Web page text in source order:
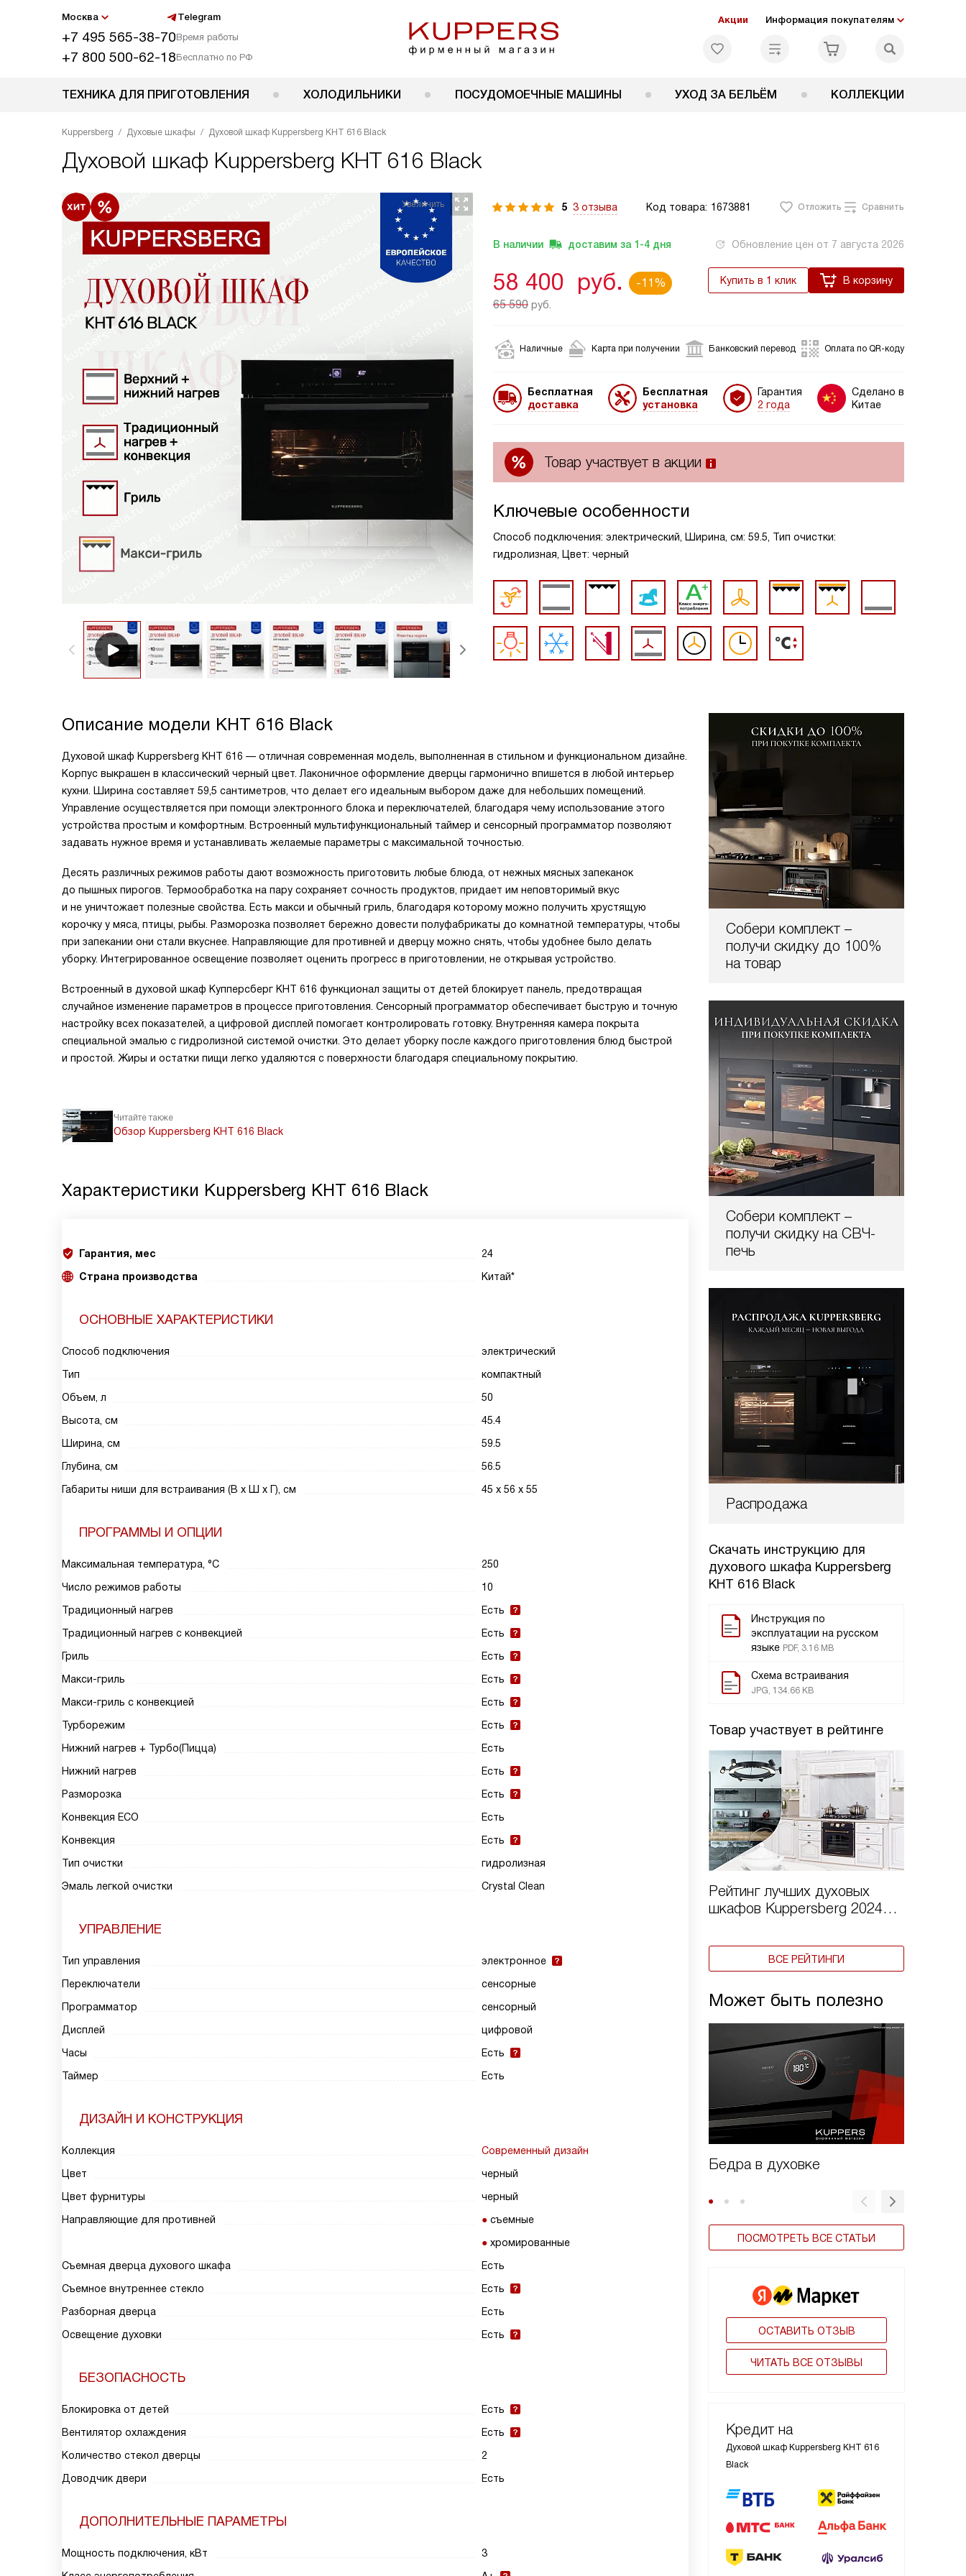
Москва Telegram
+7 495 565-38-70Время работы
+7 800 500-62-18Бесплатно по РФ
Акции Информация покупателям
ТЕХНИКА ДЛЯ ПРИГОТОВЛЕНИЯ ХОЛОДИЛЬНИКИ ПОСУДОМОЕЧНЫЕ МАШИНЫ УХОД ЗА БЕЛЬЁМ КОЛЛЕКЦИИ
Kuppersberg Духовые шкафы Духовой шкаф Kuppersberg KHT 616 Black
Духовой шкаф Kuppersberg KHT 616 Black
5 3 отзыва Код товара: 1673881 Отложить Сравнить
В наличии доставим за 1-4 дня Обновление цен от 7 августа 2026
58 400 руб.
-11%
65 590 руб.
Купить в 1 клик В корзину
Наличные Карта при получении Банковский перевод Оплата по QR-коду
Бесплатная
доставка
Бесплатная
установка
Гарантия
2 года
Сделано в
Китае
Товар участвует в акции
Ключевые особенности
Способ подключения: электрический, Ширина, см: 59.5, Тип очистки:
гидролизная, Цвет: черный
Собери комплект –
получи скидку до 100%
на товар
Собери комплект –
получи скидку на СВЧ-
печь
Распродажа
Скачать инструкцию для
духового шкафа Kuppersberg
KHT 616 Black
Инструкция по
эксплуатации на русском
языке PDF, 3.16 MB
Схема встраивания
JPG, 134.66 KB
Товар участвует в рейтинге
Рейтинг лучших духовых
шкафов Kuppersberg 2024
ВСЕ РЕЙТИНГИ
Может быть полезно
Бедра в духовке
ПОСМОТРЕТЬ ВСЕ СТАТЬИ
ОСТАВИТЬ ОТЗЫВ
ЧИТАТЬ ВСЕ ОТЗЫВЫ
Кредит на
Духовой шкаф Kuppersberg KHT 616
Black
Описание модели KHT 616 Black
Духовой шкаф Kuppersberg KHT 616 — отличная современная модель, выполненная в стильном и функциональном дизайне.
Корпус выкрашен в классический черный цвет. Лаконичное оформление дверцы гармонично впишется в любой интерьер
кухни. Ширина составляет 59,5 сантиметров, что делает его идеальным выбором даже для небольших помещений.
Управление осуществляется при помощи электронного блока и переключателей, благодаря чему использование этого
устройства простым и комфортным. Встроенный мультифункциональный таймер и сенсорный программатор позволяют
задавать нужное время и устанавливать желаемые параметры с максимальной точностью.
Десять различных режимов работы дают возможность приготовить любые блюда, от нежных мясных запеканок
до пышных пирогов. Термообработка на пару сохраняет сочность продуктов, придает им неповторимый вкус
и не уничтожает полезные свойства. Есть макси и обычный гриль, благодаря которому можно получить хрустящую
корочку у мяса, птицы, рыбы. Разморозка позволяет бережно довести полуфабрикаты до комнатной температуры, чтобы
при запекании они стали вкуснее. Направляющие для противней и дверцу можно снять, чтобы удобнее было делать
уборку. Интегрированное освещение позволяет оценить прогресс в приготовлении, не открывая устройство.
Встроенный в духовой шкаф Купперсберг KHT 616 функционал защиты от детей блокирует панель, предотвращая
случайное изменение параметров в процессе приготовления. Сенсорный программатор обеспечивает быструю и точную
настройку всех показателей, а цифровой дисплей помогает контролировать готовку. Внутренняя камера покрыта
специальной эмалью с гидролизной системой очистки. Это делает уборку после каждого приготовления блюд быстрой
и простой. Жиры и остатки пищи легко удаляются с поверхности благодаря специальному покрытию.
Читайте также
Обзор Kuppersberg KHT 616 Black
Характеристики Kuppersberg KHT 616 Black
Гарантия, мес
24
Страна производства
Китай*
ОСНОВНЫЕ ХАРАКТЕРИСТИКИ
Способ подключения
электрический
Тип
компактный
Объем, л
50
Высота, см
45.4
Ширина, см
59.5
Глубина, см
56.5
Габариты ниши для встраивания (В х Ш х Г), см
45 х 56 х 55
ПРОГРАММЫ И ОПЦИИ
Максимальная температура, °C
250
Число режимов работы
10
Традиционный нагрев
Есть
Традиционный нагрев с конвекцией
Есть
Гриль
Есть
Макси-гриль
Есть
Макси-гриль с конвекцией
Есть
Турборежим
Есть
Нижний нагрев + Турбо(Пицца)
Есть
Нижний нагрев
Есть
Разморозка
Есть
Конвекция ECO
Есть
Конвекция
Есть
Тип очистки
гидролизная
Эмаль легкой очистки
Crystal Clean
УПРАВЛЕНИЕ
Тип управления
электронное
Переключатели
сенсорные
Программатор
сенсорный
Дисплей
цифровой
Часы
Есть
Таймер
Есть
ДИЗАЙН И КОНСТРУКЦИЯ
Коллекция
Современный дизайн
Цвет
черный
Цвет фурнитуры
черный
Направляющие для противней
съемные
хромированные
Съемная дверца духового шкафа
Есть
Съемное внутреннее стекло
Есть
Разборная дверца
Есть
Освещение духовки
Есть
БЕЗОПАСНОСТЬ
Блокировка от детей
Есть
Вентилятор охлаждения
Есть
Количество стекол дверцы
2
Доводчик двери
Есть
ДОПОЛНИТЕЛЬНЫЕ ПАРАМЕТРЫ
Мощность подключения, кВт
3